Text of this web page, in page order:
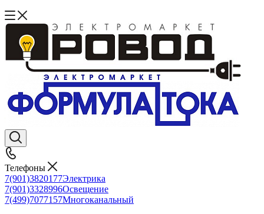
Телефоны
7(901)3820177Электрика
7(901)3328996Освещение
7(499)7077157Многоканальный